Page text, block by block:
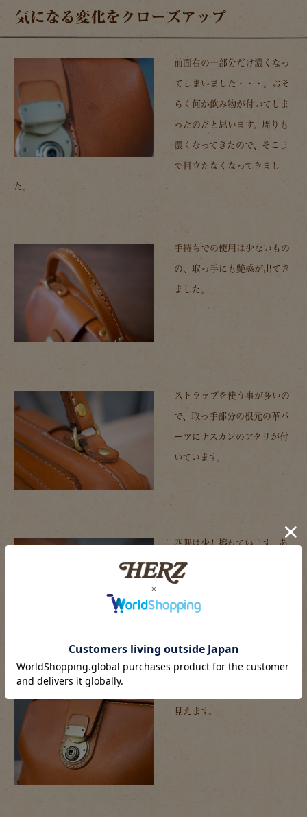
気になる変化をクローズアップ
前面右の一部分だけ濃くなっ
てしまいました・・・。おそ
らく何か飲み物が付いてしま
ったのだと思います。周りも
濃くなってきたので、そこま
で目立たなくなってきまし
た。
手持ちでの使用は少ないもの
の、取っ手にも艶感が出てき
ました。
ストラップを使う事が多いの
で、取っ手部分の根元の革パ
ーツにナスカンのアタリが付
いています。
四隅は少し擦れています。あ
まり地面に置くことはありま
せんが、底鋲にも小傷が付い
ていました。
見えます。